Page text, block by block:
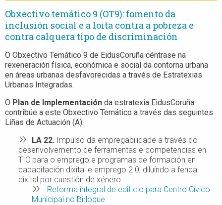
Obxectivo temático 9 (OT9): fomento da
inclusión social e a loita contra a pobreza e
contra calquera tipo de discriminación
O Obxectivo Temático 9 de EidusCoruña céntrase na
rexeneración física, económica e social da contorna urbana
en áreas urbanas desfavorecidas a través de Estratexias
Urbanas Integradas.
O Plan de Implementación da estratexia EidusCoruña
contribúe a este Obxectivo Temático a través das seguintes
Liñas de Actuación (A):
LA 22. Impulso da empregabilidade a través do
desenvolvemento de ferramentas e competencias en
TIC para o emprego e programas de formación en
capacitación dixital e emprego 2.0, diluíndo a fenda
dixital por cuestión de xénero.
Reforma integral de edificio para Centro Cívico
Municipal no Birloque